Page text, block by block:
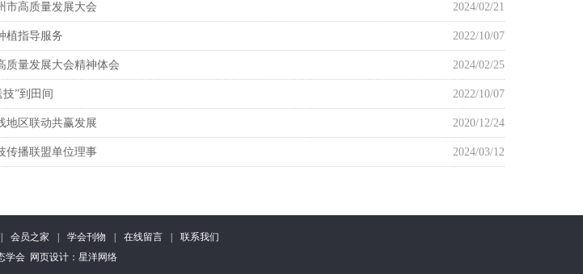
2024/02/21
市高质量发展大会
2022/10/07
植指导服务
2024/02/25
质量发展大会精神体会
2022/10/07
”到田间
2020/12/24
地区联动共赢发展
2024/03/12
传播联盟单位理事
会员之家 学会刊物 在线留言
联系我们
学会 网页设计 ： 星洋网络